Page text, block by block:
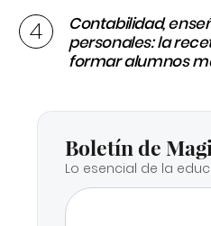
Contabilidad,
personales: la
formar alumnos
Boletín de
Lo esencial de la